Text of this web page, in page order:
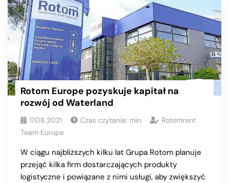
Rotom Europe pozyskuje kapitał na
rozwój od Waterland
17.08.2021 Czas czytania: min
Rotomrent
Team Europe
W ciągu najbliższych kilku lat Grupa Rotom planuje
przejąć kilka firm dostarczających produkty
logistyczne i powiązane z nimi usługi, aby zwiększyć